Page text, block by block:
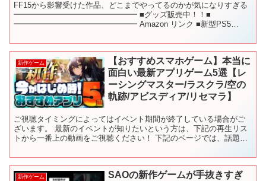
FF15から影響受けた作品、どこまでやってるのかが気になりすぎる
━━━━━━━━━━━━━━━━ ■グッズ販売中！！■
━━━━━━━━━━━━━━━━ Amazon リンク ■新型PS5
新作ゲーム
【おすすめスマホゲーム】本当に
面白い最新アプリゲーム5選【レ
ーシングマスター/ラスクラ/空の
軌跡/アビスディア/リセマラ】
ご視聴タイミングによってはイベント期間が終了している場合がご
ざいます。 最新のイベントが知りたいという方は、下記の再生リス
トから一番上の動画をご視聴ください！ 下記のページでは、話題の
新作ゲーム
SAOの新作ゲームが手抜きすぎ